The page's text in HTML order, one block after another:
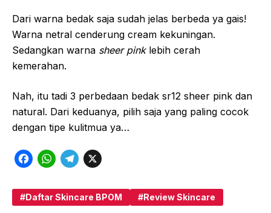
Dari warna bedak saja sudah jelas berbeda ya gais!
Warna netral cenderung cream kekuningan.
Sedangkan warna sheer pinklebih cerah
kemerahan.
Nah, itu tadi 3 perbedaan bedak sr12 sheer pink dan
natural. Dari keduanya, pilih saja yang paling cocok
dengan tipe kulitmua ya…
F
c
W
a
T
l
X
Daftar Skincare BPOM Review Skincare